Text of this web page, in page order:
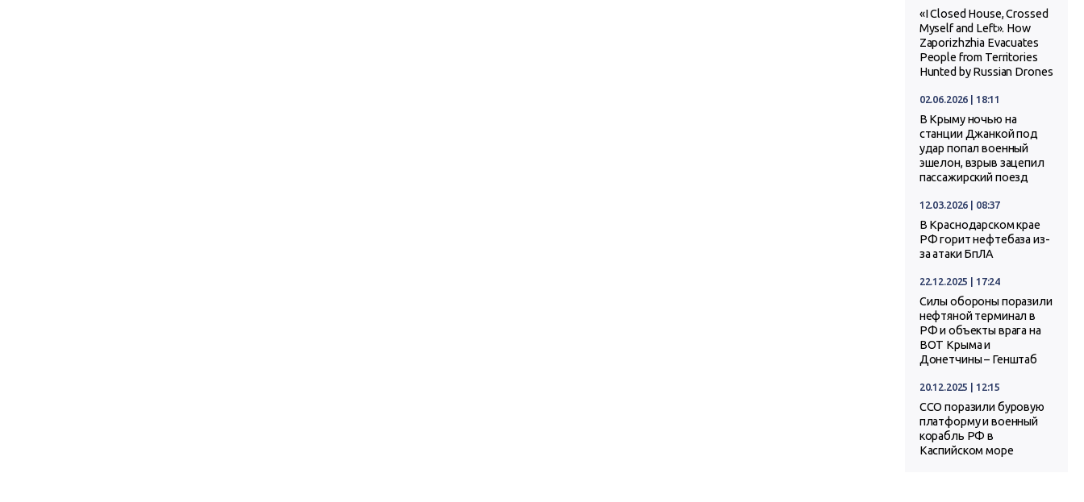
«I Closed House, Crossed
Myself and Left». How
Zaporizhzhia Evacuates
People from Territories
Hunted by Russian Drones
02.06.2026 | 18:11
В Крыму ночью на
станции Джанкой под
удар попал военный
эшелон, взрыв зацепил
пассажирский поезд
12.03.2026 | 08:37
В Краснодарском крае
РФ горит нефтебаза из-
за атаки БпЛА
22.12.2025 | 17:24
Силы обороны поразили
нефтяной терминал в
РФ и объекты врага на
ВОТ Крыма и
Донетчины – Генштаб
20.12.2025 | 12:15
ССО поразили буровую
платформу и военный
корабль РФ в
Каспийском море